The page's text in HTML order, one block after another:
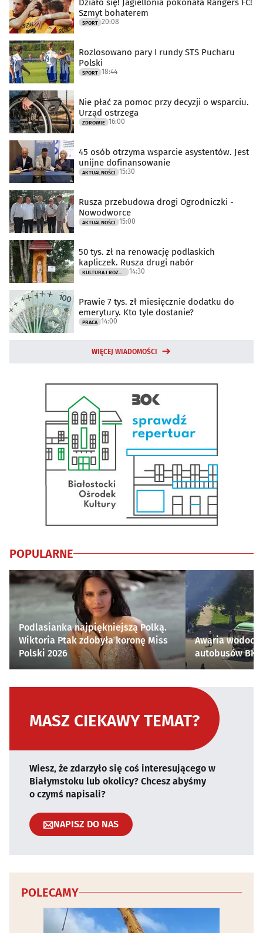
Działo się! Jagiellonia pokonała Rangers FC!
Szmyt bohaterem
SPORT 20:08
Rozlosowano pary I rundy STS Pucharu
Polski
SPORT 18:44
Nie płać za pomoc przy decyzji o wsparciu.
Urząd ostrzega
ZDROWIE 16:00
45 osób otrzyma wsparcie asystentów. Jest
unijne dofinansowanie
AKTUALNOŚCI 15:30
Rusza przebudowa drogi Ogrodniczki -
Nowodworce
AKTUALNOŚCI 15:00
50 tys. zł na renowację podlaskich
kapliczek. Rusza drugi nabór
KULTURA I ROZRYWKA 14:30
Prawie 7 tys. zł miesięcznie dodatku do
emerytury. Kto tyle dostanie?
PRACA 14:00
WIĘCEJ WIADOMOŚCI
POPULARNE
Podlasianka najpiękniejszą Polką.
Wiktoria Ptak zdobyła koronę Miss
Polski 2026
Awaria
autobusów
MASZ CIEKAWY TEMAT?
Wiesz, że zdarzyło się coś interesującego w
Białymstoku lub okolicy? Chcesz abyśmy
o czymś napisali?
NAPISZ DO NAS
POLECAMY